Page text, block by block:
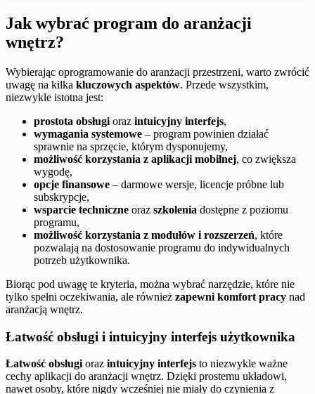
Jak wybrać program do aranżacji
wnętrz?
Wybierając oprogramowanie do aranżacji przestrzeni, warto zwrócić
uwagę na kilka kluczowych aspektów. Przede wszystkim,
niezwykle istotna jest:
prostota obsługi oraz intuicyjny interfejs,
wymagania systemowe – program powinien działać
sprawnie na sprzęcie, którym dysponujemy,
możliwość korzystania z aplikacji mobilnej, co zwiększa
wygodę,
opcje finansowe – darmowe wersje, licencje próbne lub
subskrypcje,
wsparcie techniczne oraz szkolenia dostępne z poziomu
programu,
możliwość korzystania z modułów i rozszerzeń, które
pozwalają na dostosowanie programu do indywidualnych
potrzeb użytkownika.
Biorąc pod uwagę te kryteria, można wybrać narzędzie, które nie
tylko spełni oczekiwania, ale również zapewni komfort pracy nad
aranżacją wnętrz.
Łatwość obsługi i intuicyjny interfejs użytkownika
Łatwość obsługioraz intuicyjny interfejs to niezwykle ważne
cechy aplikacji do aranżacji wnętrz. Dzięki prostemu układowi,
nawet osoby, które nigdy wcześniej nie miały do czynienia z